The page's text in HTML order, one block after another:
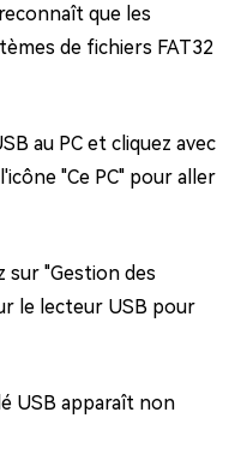
que les
de fichiers FAT32
au PC et cliquez avec
"Ce PC" pour aller
sur "Gestion des
le lecteur USB pour
USB apparaît non